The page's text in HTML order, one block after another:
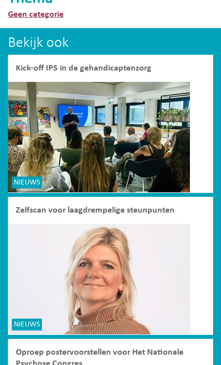
Geen categorie
Bekijk ook
Kick-off IPS in de gehandicaptenzorg
NIEUWS
Zelfscan voor laagdrempelige steunpunten
NIEUWS
Oproep postervoorstellen voor Het Nationale